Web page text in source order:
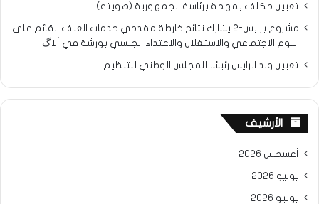
تعيين مكلف بمهمة برئاسة الجمهورية (هويته)
مشروع برابس-2 يشارك نتائح خارطة مقدمي خدمات العنف القائم على
النوع الاجتماعي والاستغلال والاعتداء الجنسي بورشة في ألاگ
تعيين ولد الرايس رئيسًا للمجلس الوطني للتنظيم
الأرشيف
أغسطس 2026
يوليو 2026
يونيو 2026